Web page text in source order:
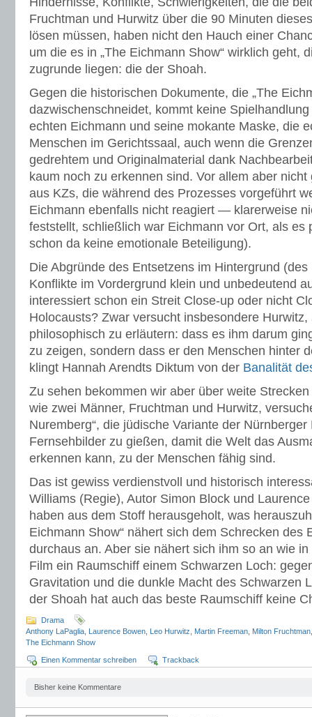
Fruchtman und Hurwitz über die 90 Minuten
lösen müssen, haben nicht den Hauch einer
um die es in „The Eichmann Show“ wirklich geht,
zugrunde liegen: die der Shoah.
Gegen die historischen Dokumente, die „The
dazwischenschneidet, kommt keine
echten Eichmann und seine mokante Maske, die
Menschen im Gerichtssaal, auch wenn die
gedrehtem und Originalmaterial dank
kaum noch zu erkennen sind. Vor allem aber
aus KZs, die während des Prozesses vorgeführt
Eichmann ebenfalls nicht reagiert — klarerweise
feststellt, schließlich war Eichmann vor Ort, als es
schon da keine emotionale Beteiligung).
Die Abgründe des Entsetzens im Hintergrund
Konflikte im Vordergrund klein und unbedeutend
interessiert schon ein Streit Close-up oder nicht
Holocausts? Zwar versucht insbesondere
philosophisch zu erläutern: dass es ihm darum
zu zeigen, sondern dass er den Menschen hinter
klingt Hannah Arendts Diktum von der Banalität
Zu sehen bekommen wir aber über weite
wie zwei Männer, Fruchtman und Hurwitz,
Nuremberg“, die jüdische Variante der Nürnberger
Fernsehbilder zu gießen, damit die Welt das
erkennen kann, zu der Menschen fähig sind.
Das ist gewiss verdienstvoll und historisch
Williams (Regie), Autor Simon Block und
haben aus dem Stoff herausgeholt, was
Eichmann Show“ nähert sich dem Schrecken des
durchaus an. Aber sie nähert sich ihm so an wie
Film ein Raumschiff einem Schwarzen Loch:
Gravitation und die dunkle Macht des Schwarzen
der Shoah hat auch das beste Raumschiff keine
Drama
Anthony LaPaglia Laurence Bowen Leo Hurwitz Martin Freeman Milton Fruchtman
The Eichmann Show
Einen Kommentar schreiben Trackback
Bisher keine Kommentare